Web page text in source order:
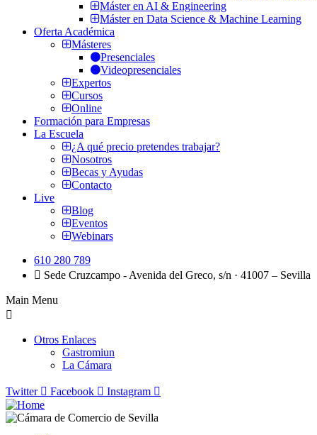
Máster en AI & Engineering
Máster en Data Science & Machine Learning
Oferta Académica
Másteres
Presenciales
Videopresenciales
Expertos
Cursos
Online
Formación para Empresas
La Escuela
¿A qué precio pretendes trabajar?
Nosotros
Becas y Ayudas
Contacto
Live
Blog
Eventos
Webinars
610 280 789
Sede Cruzcampo - Avenida del Greco, s/n · 41007 – Sevilla
Main Menu
Otros Enlaces
Gastromiun
La Cámara
Twitter Facebook Instagram